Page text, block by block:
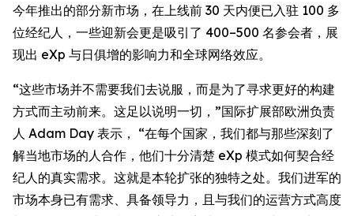
今年推出的部分新市场，在上线前 30 天内便已入驻 100 多
位经纪人，一些迎新会更是吸引了 400–500 名参会者，展
现出 eXp 与日俱增的影响力和全球网络效应。
“这些市场并不需要我们去说服，而是为了寻求更好的构建
方式而主动前来。这足以说明一切，”国际扩展部欧洲负责
人 Adam Day 表示， “在每个国家，我们都与那些深刻了
解当地市场的人合作，他们十分清楚 eXp 模式如何契合经
纪人的真实需求。这就是本轮扩张的独特之处。我们进军的
市场本身已有需求、具备领导力，且与我们的运营方式高度